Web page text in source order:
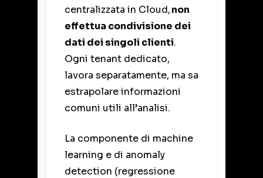
centralizzata in Cloud,non
effettua condivisione dei
dati dei singoli clienti.
Ogni tenant dedicato,
lavora separatamente, ma sa
estrapolare informazioni
comuni utili all’analisi.
La componente di machine
learning e di anomaly
detection (regressione